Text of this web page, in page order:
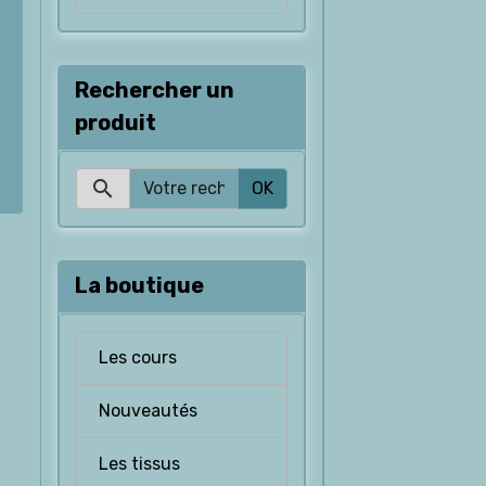
Rechercher un
produit
OK
La boutique
Les cours
Nouveautés
Les tissus